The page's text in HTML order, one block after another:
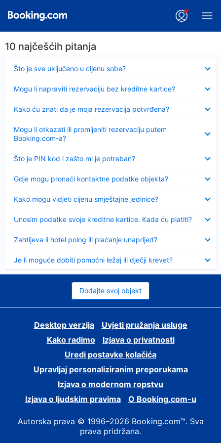
10 najčešćih pitanja
Što je sve uključeno u cijenu sobe?
Sažeto
Mogu li napraviti rezervaciju bez kreditne kartice?
Kako ću znati da je moja rezervacija potvrđena?
Mogu li otkazati ili promijeniti rezervaciju putem
Booking.com-a?
Što je PIN kod i zašto mi je potreban?
Sažeto
Gdje mogu pronaći kontaktne podatke objekta?
Kako mogu vidjeti cijenu smještajne jedinice?
Unosim podatke svoje kreditne kartice. Kada ću platiti?
Zahtijeva li hotel polog ili plaćanje unaprijed?
Je li moguće dobiti pomoćni ležaj ili dječji krevet?
Dodajte svoj objekt
Desktop verzija
Uvjeti pružanja usluge
Kako radimo
Izjava o privatnosti
Uredi postavke kolačića
Upravljaj personaliziranim preporukama
Izjava o modernom ropstvu
Izjava o ljudskim pravima
O Booking.com-u
Autorska prava © 1996–2026 Booking.com™. Sva
prava pridržana.